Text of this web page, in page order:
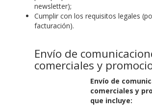
newsletter);
Cumplir con los requisitos legales
facturación).
Envío de
comerciales y
Envío de
comerciales y
que incluye: